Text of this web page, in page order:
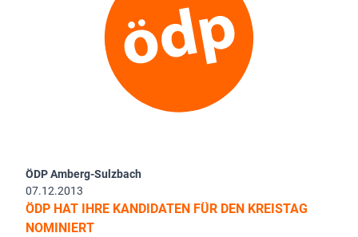
ÖDP Amberg-Sulzbach
07.12.2013
ÖDP HAT IHRE KANDIDATEN FÜR DEN KREISTAG
NOMINIERT